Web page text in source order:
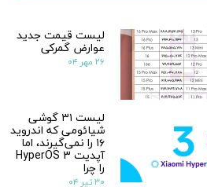
لیست قیمت جدید
عوارض گمرکی
۲۶ مهر ۰۴
لیست ۳۱ گوشی
شیائومی که اندروید
۱۶ را نمی‌گیرند، اما
آپدیت HyperOS 3
را چرا
۳۰ تیر ۰۴